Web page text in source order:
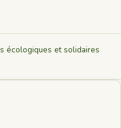
écologiques et solidaires